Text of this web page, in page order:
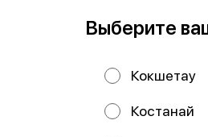
Сет Все включено 32шт
Филадельфия с креветкой 4 шт
Тори темпура 8 шт Запеченный
32
Выберите
Кокшетау
Костанай